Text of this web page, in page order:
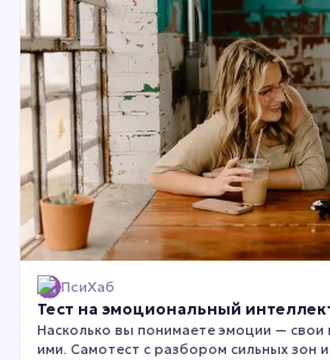
ПсиХаб
Тест на эмоциональный
Насколько вы понимаете эмоции — свои
ими. Самотест с разбором сильных зон